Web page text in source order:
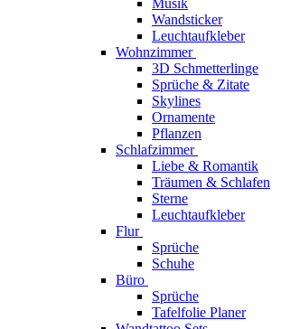
Musik
Wandsticker
Leuchtaufkleber
Wohnzimmer
3D Schmetterlinge
Sprüche & Zitate
Skylines
Ornamente
Pflanzen
Schlafzimmer
Liebe & Romantik
Träumen & Schlafen
Sterne
Leuchtaufkleber
Flur
Sprüche
Schuhe
Büro
Sprüche
Tafelfolie Planer